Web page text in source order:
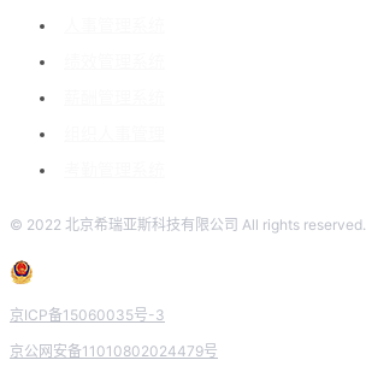
© 2022 北京希瑞亚斯科技有限公司 All rights reserved.
京ICP备15060035号-3
京公网安备11010802024479号